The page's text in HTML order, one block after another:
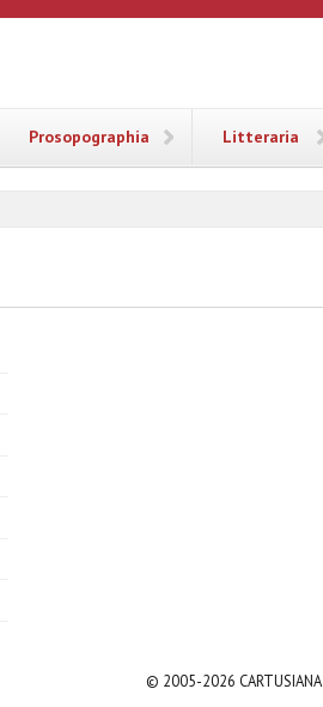
Prosopographia Litteraria
© 2005-2026 CARTUSIANA